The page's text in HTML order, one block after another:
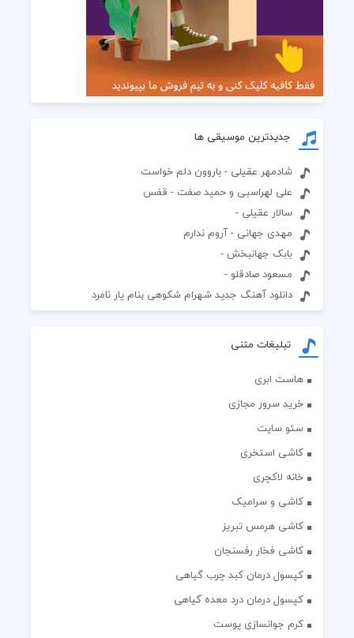
جدیدترین موسیقی ها
شادمهر عقیلی - باروون دلم خواست
علی لهراسبی و حمید صفت - قفس
سالار عقیلی -
مهدی جهانی - آروم ندارم
بابک جهانبخش -
مسعود صادقلو -
دانلود آهنگ جدید شهرام شکوهی بنام یار نامرد
تبلیغات متنی
هاست ابری
خرید سرور مجازی
سئو سایت
کاشی استخری
خانه لاکچری
کاشی و سرامیک
کاشی هرمس تبریز
کاشی فخار رفسنجان
کپسول درمان کبد چرب گیاهی
کپسول درمان درد معده گیاهی
کرم جوانسازی پوست